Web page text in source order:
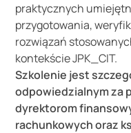
praktycznych
przygotowania,
rozwiązań
kontekście JPK_CIT.
Szkolenie jest
odpowiedzialnym za
dyrektorom
rachunkowych oraz